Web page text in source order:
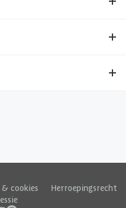
cookies
Herroepingsrecht